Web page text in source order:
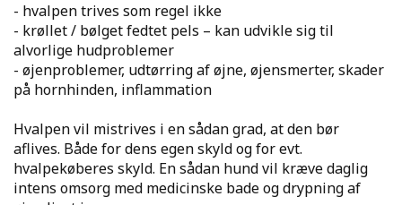
- hvalpen trives som regel ikke
- krøllet / bølget fedtet pels – kan udvikle sig til
alvorlige hudproblemer
- øjenproblemer, udtørring af øjne, øjensmerter, skader
på hornhinden, inflammation
Hvalpen vil mistrives i en sådan grad, at den bør
aflives. Både for dens egen skyld og for evt.
hvalpekøberes skyld. En sådan hund vil kræve daglig
intens omsorg med medicinske bade og drypning af